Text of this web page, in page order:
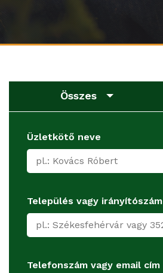
Összes
Üzletkötő neve
Település vagy irányítószám
Telefonszám vagy email cím